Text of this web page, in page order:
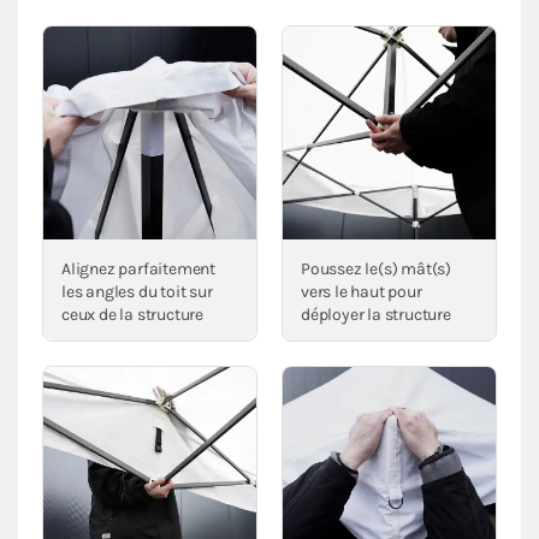
Alignez parfaitement
les angles du toit sur
ceux de la structure
Poussez le(s) mât(s)
vers le haut pour
déployer la structure